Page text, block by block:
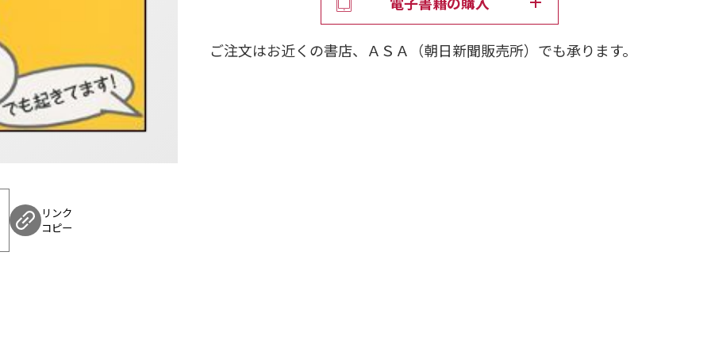
リンク
コピー
ご注文はお近くの書店、ＡＳＡ（朝日新聞販売所）でも承ります。